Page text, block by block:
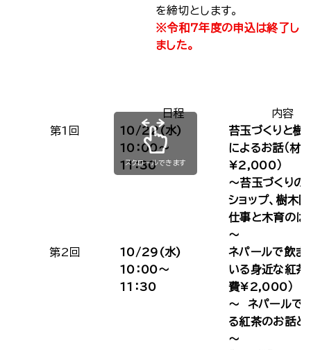
を締切とします。
※令和7年度の申込は終了し
ました。
日程
内容
第1回
10/22(水)
10：00～
11：30
苔玉づくりと樹
によるお話（材
¥2,000）
～苔玉づくりの
ショップ、樹木
仕事と木育のは
～
第2回
10/29(水)
10：00～
11：30
ネパールで飲ま
いる身近な紅茶
費¥2,000）
～ ネパールで
る紅茶のお話
～
スクロールできます